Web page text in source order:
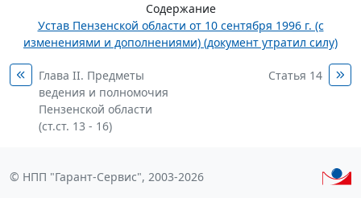
Содержание
Устав Пензенской области от 10 сентября 1996 г. (с
изменениями и дополнениями) (документ утратил силу)
Глава II. Предметы
ведения и полномочия
Пензенской области
(ст.ст. 13 - 16)
Статья 14
© НПП "Гарант-Сервис", 2003-2026